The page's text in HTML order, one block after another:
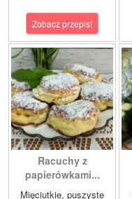
Zobacz przepis!
Racuchy z
papierówkami...
Mięciutkie, puszyste